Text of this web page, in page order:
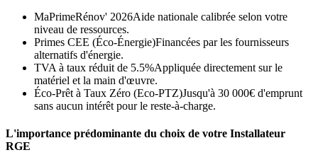
MaPrimeRénov' 2026Aide nationale calibrée selon votre
niveau de ressources.
Primes CEE (Éco-Énergie)Financées par les fournisseurs
alternatifs d'énergie.
TVA à taux réduit de 5.5%Appliquée directement sur le
matériel et la main d'œuvre.
Éco-Prêt à Taux Zéro (Eco-PTZ)Jusqu'à 30 000€ d'emprunt
sans aucun intérêt pour le reste-à-charge.
L'importance prédominante du choix de votre Installateur
RGE